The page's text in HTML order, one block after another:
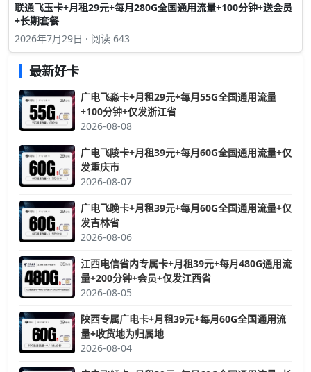
联通飞玉卡+月租29元+每月280G全国通用流量+100分钟+送会员
+长期套餐
2026年7月29日 · 阅读 643
最新好卡
广电飞淼卡+月租29元+每月55G全国通用流量
+100分钟+仅发浙江省
2026-08-08
广电飞陵卡+月租39元+每月60G全国通用流量+仅
发重庆市
2026-08-07
广电飞晚卡+月租39元+每月60G全国通用流量+仅
发吉林省
2026-08-06
江西电信省内专属卡+月租39元+每月480G通用流
量+200分钟+会员+仅发江西省
2026-08-05
陕西专属广电卡+月租39元+每月60G全国通用流
量+收货地为归属地
2026-08-04